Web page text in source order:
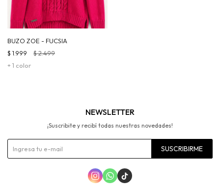
BUZO ZOE - FUCSIA
+ 1 color
$ 1.999 $2.499
NEWSLETTER
¡Suscribite y recibí todas nuestras novedades!
SUSCRIBIRME
  